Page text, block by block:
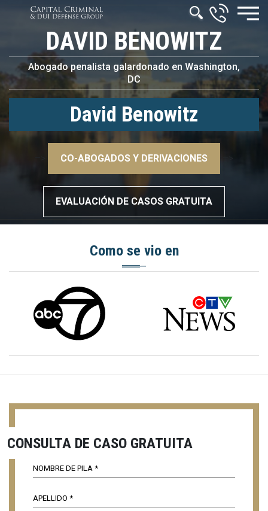
DAVID BENOWITZ
Abogado penalista galardonado en Washington,
DC
David Benowitz
CO-ABOGADOS Y DERIVACIONES
EVALUACIÓN DE CASOS GRATUITA
Como se vio en
CONSULTA DE CASO GRATUITA